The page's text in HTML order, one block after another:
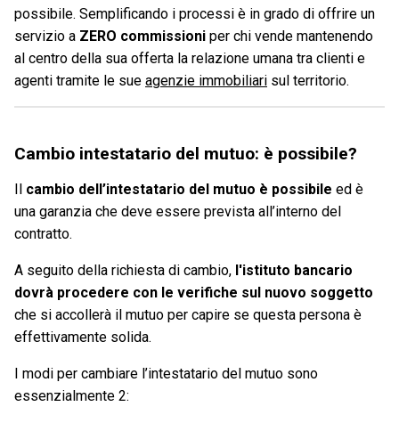
possibile. Semplificando i processi è in grado di offrire un
servizio a ZERO commissioni per chi vende mantenendo
al centro della sua offerta la relazione umana tra clienti e
agenti tramite le sue agenzie immobiliari sul territorio.
Cambio intestatario del mutuo: è possibile?
cambio dell’intestatario del mutuo è possibile ed è
una garanzia che deve essere prevista all’interno del
contratto.
A seguito della richiesta di cambio, l'istituto bancario
dovrà procedere con le verifiche sul nuovo soggetto
che si accollerà il mutuo per capire se questa persona è
effettivamente solida.
I modi per cambiare l’intestatario del mutuo sono
essenzialmente 2: